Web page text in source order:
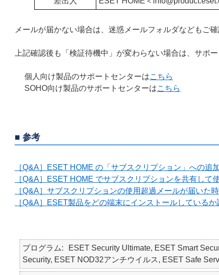
メールが届かない場合は、迷惑メールフォルダなどもご
上記確認後も「検証待機中」が変わらない場合は、サポ
個人向け製品のサポートセンターはこちら
SOHO向け製品のサポートセンターはこちら
■ 参考
［Q&A］ESET HOME の「サブスクリプション」への追
［Q&A］ESET HOME でサブスクリプションを共有して
［Q&A］サブスクリプションの使用超過メールが届いた
［Q&A］ESET製品をどの端末にインストールしている
プログラム
ESET Security Ultimate, ESET Smart
Security, ESET NOD32アンチウイルス, ESET Safe